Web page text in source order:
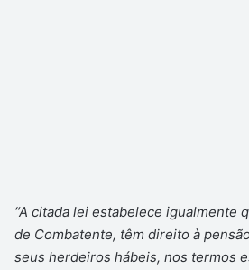
“A citada lei estabelece igualmente
de Combatente, têm direito à
seus herdeiros hábeis, nos termos